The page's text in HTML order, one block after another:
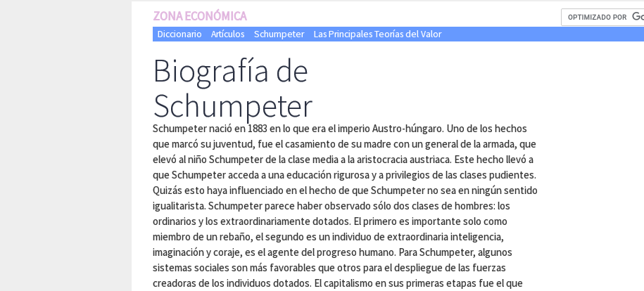
ZONA ECONÓMICA
Diccionario Artículos Schumpeter Las Principales Teorías del Valor
Biografía de
Schumpeter
Schumpeter nació en 1883 en lo que era el imperio Austro-húngaro. Uno de los hechos
que marcó su juventud, fue el casamiento de su madre con un general de la armada, que
elevó al niño Schumpeter de la clase media a la aristocracia austriaca. Este hecho llevó a
que Schumpeter acceda a una educación rigurosa y a privilegios de las clases pudientes.
Quizás esto haya influenciado en el hecho de que Schumpeter no sea en ningún sentido
igualitarista. Schumpeter parece haber observado sólo dos clases de hombres: los
ordinarios y los extraordinariamente dotados. El primero es importante solo como
miembro de un rebaño, el segundo es un individuo de extraordinaria inteligencia,
imaginación y coraje, es el agente del progreso humano. Para Schumpeter, algunos
sistemas sociales son más favorables que otros para el despliegue de las fuerzas
creadoras de los individuos dotados. El capitalismo en sus primeras etapas fue el que